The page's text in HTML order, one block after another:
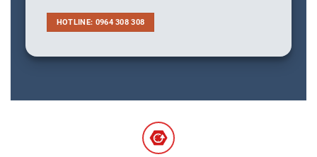
HOTLINE: 0964 308 308